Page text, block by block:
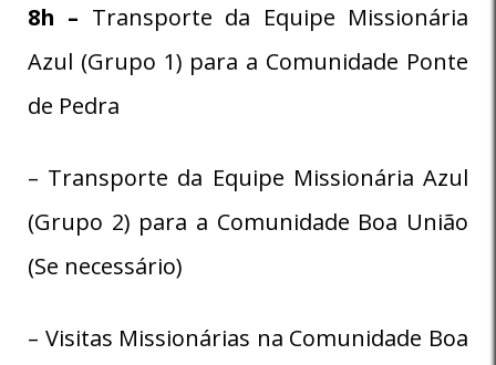
8h – Transporte da Equipe Missionária
Azul (Grupo 1) para a Comunidade Ponte
de Pedra
– Transporte da Equipe Missionária Azul
(Grupo 2) para a Comunidade Boa União
(Se necessário)
– Visitas Missionárias na Comunidade Boa